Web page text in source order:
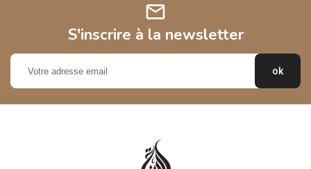
mail
S'inscrire à la newsletter